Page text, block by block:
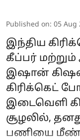
Published on: 05 Aug
இந்திய
கீப்பர் மற்றும்
இஷான்
கிரிக்கெட்
இடைவெளி
சூழலில்,
பணியை